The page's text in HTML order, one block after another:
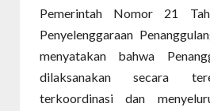
Pemerintah Nomor 21
Penyelenggaraan
menyatakan bahwa
dilaksanakan secara
terkoordinasi dan